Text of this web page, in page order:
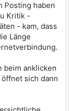
Posting haben
Kritik -
- kam, dass
Länge
beim anklicken
sich dann